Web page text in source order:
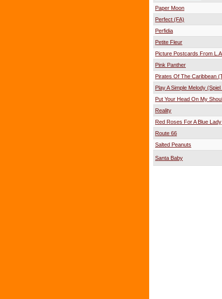
Paper Moon
Perfect (FA)
Perfidia
Petite Fleur
Picture Postcards From
Pink Panther
Pirates Of The Caribbean
Play A Simple Melody
Put Your Head On My
Reality
Red Roses For A Blue Lady
Route 66
Salted Peanuts
Santa Baby